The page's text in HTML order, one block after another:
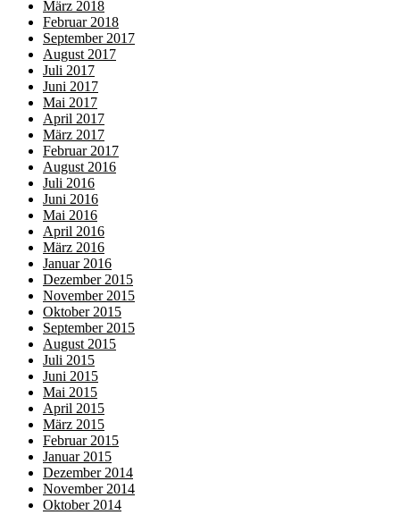
März 2018
Februar 2018
September 2017
August 2017
Juli 2017
Juni 2017
Mai 2017
April 2017
März 2017
Februar 2017
August 2016
Juli 2016
Juni 2016
Mai 2016
April 2016
März 2016
Januar 2016
Dezember 2015
November 2015
Oktober 2015
September 2015
August 2015
Juli 2015
Juni 2015
Mai 2015
April 2015
März 2015
Februar 2015
Januar 2015
Dezember 2014
November 2014
Oktober 2014